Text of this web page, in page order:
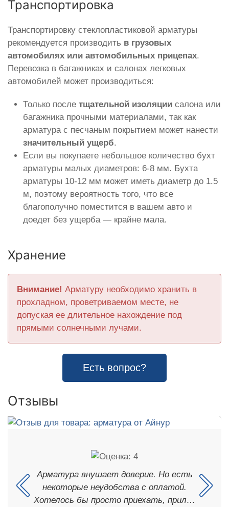
Транспортировка
Транспортировку стеклопластиковой арматуры
рекомендуется производить в грузовых
автомобилях или автомобильных прицепах.
Перевозка в багажниках и салонах легковых
автомобилей может производиться:
Только после тщательной изоляции салона или
багажника прочными материалами, так как
арматура с песчаным покрытием может нанести
значительный ущерб.
Если вы покупаете небольшое количество бухт
арматуры малых диаметров: 6-8 мм. Бухта
арматуры 10-12 мм может иметь диаметр до 1.5
м, поэтому вероятность того, что все
благополучно поместится в вашем авто и
доедет без ущерба — крайне мала.
Хранение
Внимание! Арматуру необходимо хранить в
прохладном, проветриваемом месте, не
допуская ее длительное нахождение под
прямыми солнечными лучами.
Есть вопрос?
Отзывы
Арматура внушает доверие. Но есть
некоторые неудобства с оплатой.
Хотелось бы просто приехать, прил…